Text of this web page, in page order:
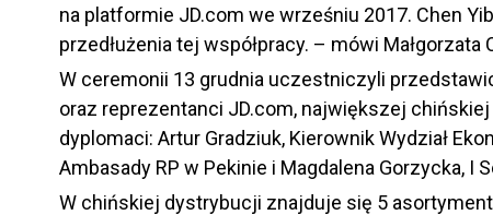
na platformie JD.com we wrześniu 2017. Chen
przedłużenia tej współpracy. – mówi Małgorzata
W ceremonii 13 grudnia uczestniczyli
oraz reprezentanci JD.com, największej
dyplomaci: Artur Gradziuk, Kierownik Wydział
Ambasady RP w Pekinie i Magdalena Gorzycka, I
W chińskiej dystrybucji znajduje się 5